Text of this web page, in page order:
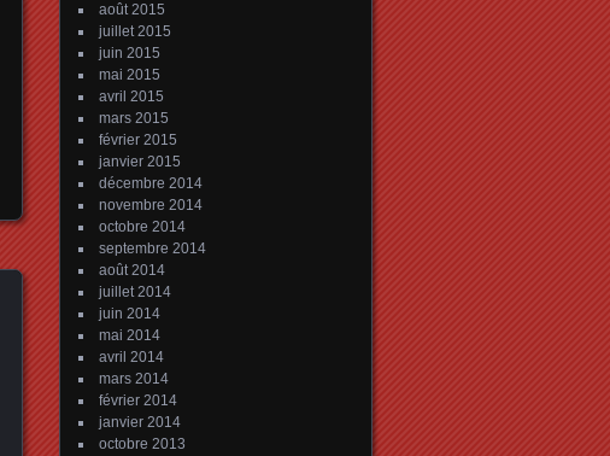
août 2015
juillet 2015
juin 2015
mai 2015
avril 2015
mars 2015
février 2015
janvier 2015
décembre 2014
novembre 2014
octobre 2014
septembre 2014
août 2014
juillet 2014
juin 2014
mai 2014
avril 2014
mars 2014
février 2014
janvier 2014
octobre 2013